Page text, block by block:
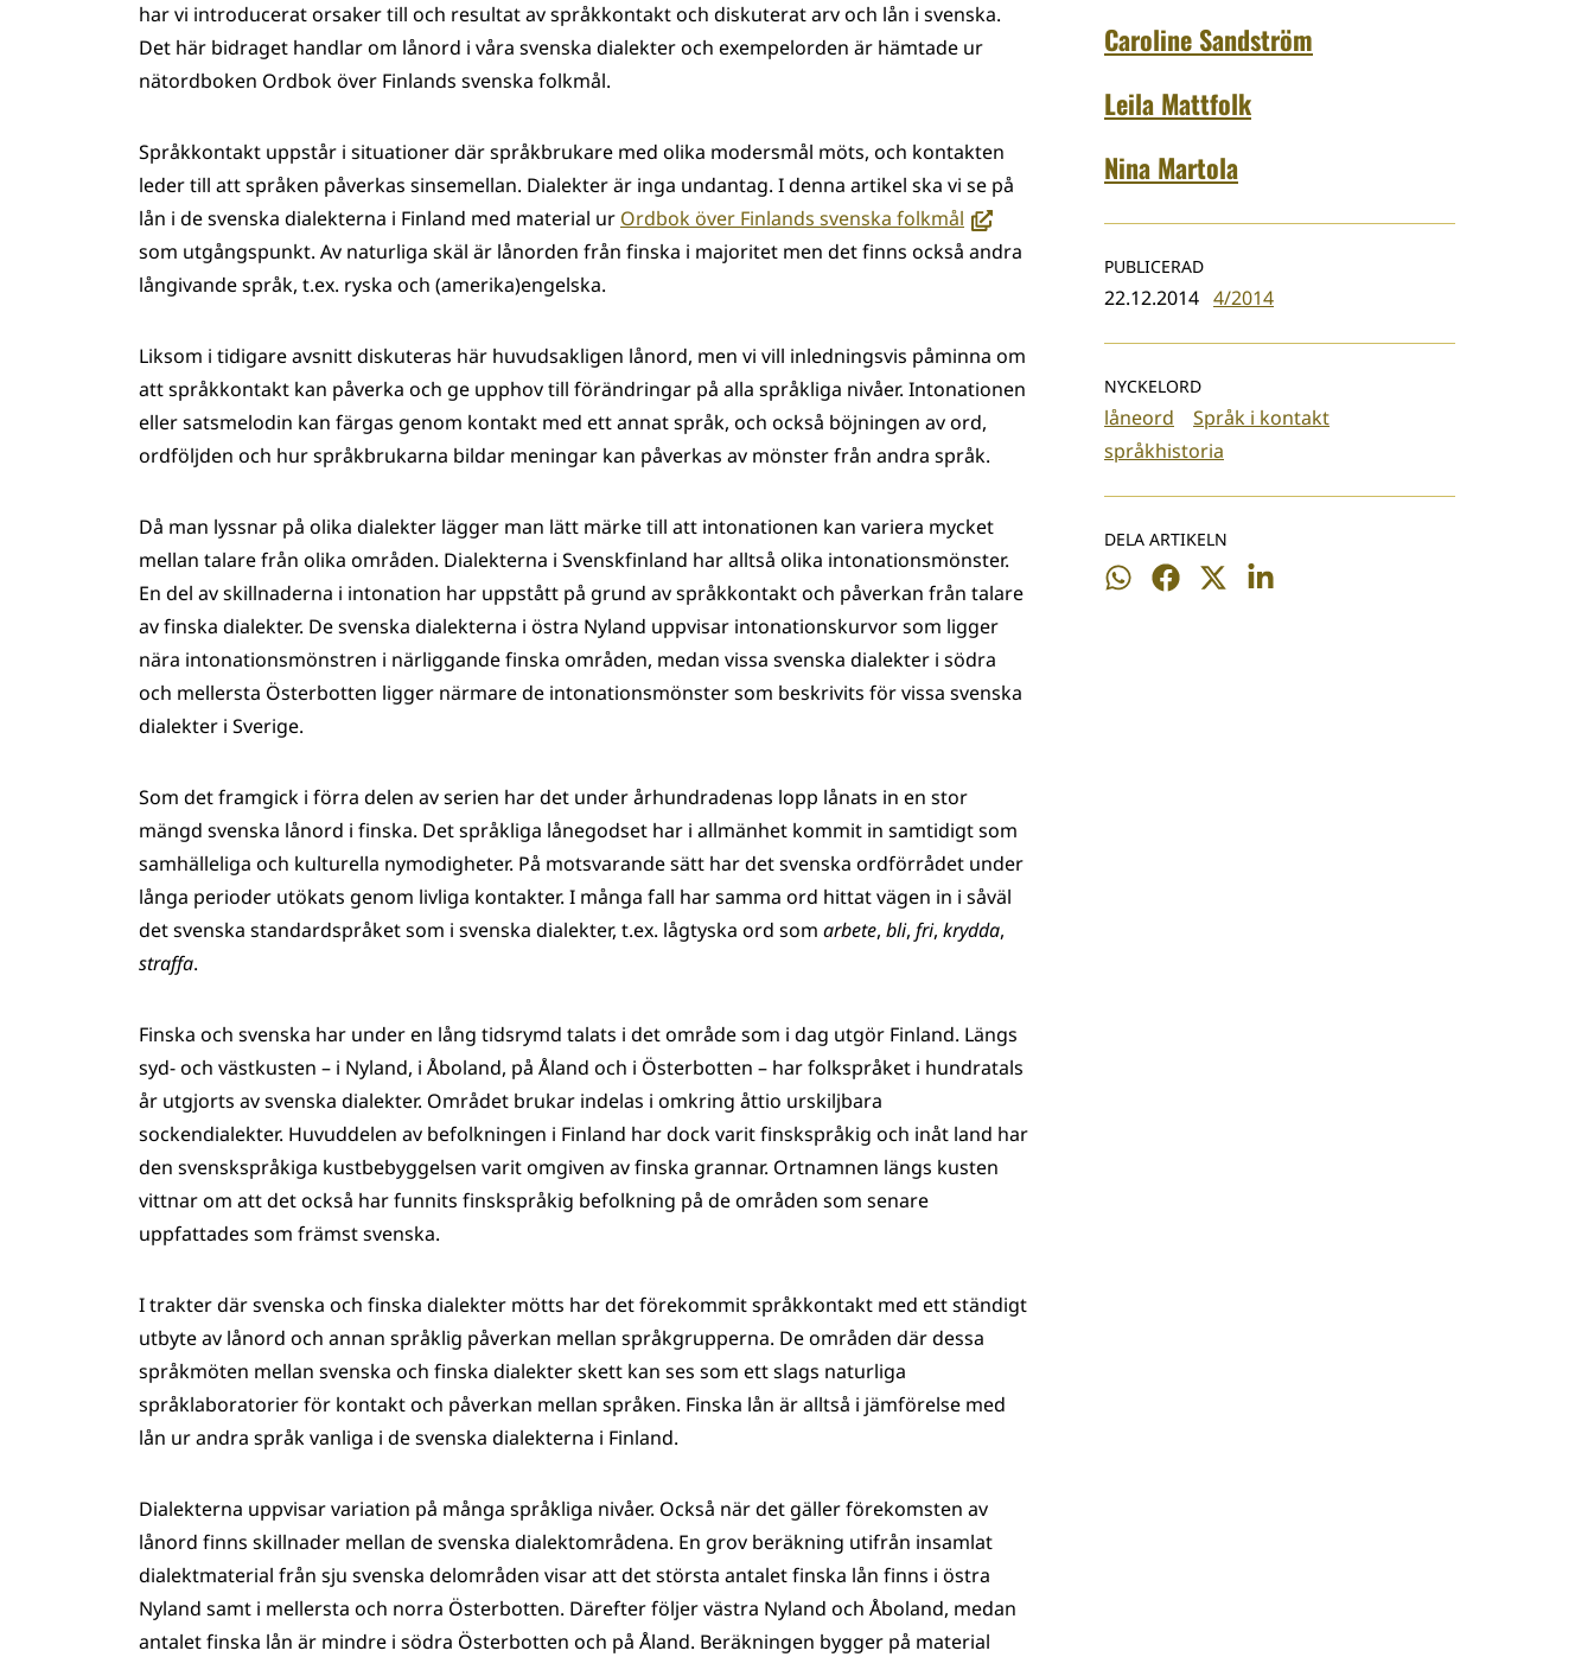
Caroline Sandström
Leila Mattfolk
Nina Martola
PUBLICERAD
22.12.2014 4/2014
NYCKELORD
låneord
Språk i kontakt
språkhistoria
DELA ARTIKELN
Dela
Dela
Dela
Dela
har vi introducerat orsaker till och resultat av språkkontakt och diskuterat arv och lån i svenska.
Det här bidraget handlar om lånord i våra svenska dialekter och exempelorden är hämtade ur
nätordboken Ordbok över Finlands svenska folkmål.
Språkkontakt uppstår i situationer där språkbrukare med olika modersmål möts, och kontakten
leder till att språken påverkas sinsemellan. Dialekter är inga undantag. I denna artikel ska vi se på
lån i de svenska dialekterna i Finland med material ur Ordbok över Finlands svenska folkmål (avautuu
uuteen
toiseen
palveluun)
som utgångspunkt. Av naturliga skäl är lånorden från finska i majoritet men det finns också andra
långivande språk, t.ex. ryska och (amerika)engelska.
Liksom i tidigare avsnitt diskuteras här huvudsakligen lånord, men vi vill inledningsvis påminna om
att språkkontakt kan påverka och ge upphov till förändringar på alla språkliga nivåer. Intonationen
eller satsmelodin kan färgas genom kontakt med ett annat språk, och också böjningen av ord,
ordföljden och hur språkbrukarna bildar meningar kan påverkas av mönster från andra språk.
Då man lyssnar på olika dialekter lägger man lätt märke till att intonationen kan variera mycket
mellan talare från olika områden. Dialekterna i Svenskfinland har alltså olika intonationsmönster.
En del av skillnaderna i intonation har uppstått på grund av språkkontakt och påverkan från talare
av finska dialekter. De svenska dialekterna i östra Nyland uppvisar intonationskurvor som ligger
nära intonationsmönstren i närliggande finska områden, medan vissa svenska dialekter i södra
och mellersta Österbotten ligger närmare de intonationsmönster som beskrivits för vissa svenska
dialekter i Sverige.
Som det framgick i förra delen av serien har det under århundradenas lopp lånats in en stor
mängd svenska lånord i finska. Det språkliga lånegodset har i allmänhet kommit in samtidigt som
samhälleliga och kulturella nymodigheter. På motsvarande sätt har det svenska ordförrådet under
långa perioder utökats genom livliga kontakter. I många fall har samma ord hittat vägen in i såväl
det svenska standardspråket som i svenska dialekter, t.ex. lågtyska ord som arbete, bli, fri, krydda,
straffa.
Finska och svenska har under en lång tidsrymd talats i det område som i dag utgör Finland. Längs
syd- och västkusten – i Nyland, i Åboland, på Åland och i Österbotten – har folkspråket i hundratals
år utgjorts av svenska dialekter. Området brukar indelas i omkring åttio urskiljbara
sockendialekter. Huvuddelen av befolkningen i Finland har dock varit finskspråkig och inåt land har
den svenskspråkiga kustbebyggelsen varit omgiven av finska grannar. Ortnamnen längs kusten
vittnar om att det också har funnits finskspråkig befolkning på de områden som senare
uppfattades som främst svenska.
I trakter där svenska och finska dialekter mötts har det förekommit språkkontakt med ett ständigt
utbyte av lånord och annan språklig påverkan mellan språkgrupperna. De områden där dessa
språkmöten mellan svenska och finska dialekter skett kan ses som ett slags naturliga
språklaboratorier för kontakt och påverkan mellan språken. Finska lån är alltså i jämförelse med
lån ur andra språk vanliga i de svenska dialekterna i Finland.
Dialekterna uppvisar variation på många språkliga nivåer. Också när det gäller förekomsten av
lånord finns skillnader mellan de svenska dialektområdena. En grov beräkning utifrån insamlat
dialektmaterial från sju svenska delområden visar att det största antalet finska lån finns i östra
Nyland samt i mellersta och norra Österbotten. Därefter följer västra Nyland och Åboland, medan
antalet finska lån är mindre i södra Österbotten och på Åland. Beräkningen bygger på material